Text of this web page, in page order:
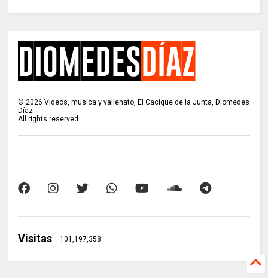
© 2026 Videos, música y vallenato, El Cacique de la Junta, Diomedes
Díaz
All rights reserved.
Visitas 101,197,358